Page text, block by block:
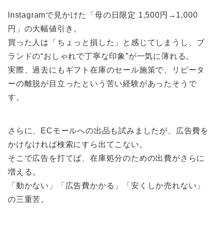
Instagramで見かけた「母の日限定 1,500円→1,000
円」の大幅値引き。
買った人は「ちょっと損した」と感じてしまうし、ブ
ランドの“おしゃれで丁寧な印象”が一気に薄れる。
実際、過去にもギフト在庫のセール施策で、リピータ
ーの離脱が目立ったという苦い経験があったそうで
す。
さらに、ECモールへの出品も試みましたが、広告費を
かけなければ検索にすら出てこない。
そこで広告を打てば、在庫処分のための出費がさらに
増える。
「動かない」「広告費かかる」「安くしか売れない」
の三重苦。